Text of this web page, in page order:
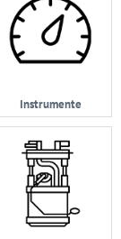
Instrumente